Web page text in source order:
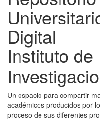
Digital
Instituto de
Un espacio para compartir
académicos producidos por
proceso de sus diferentes